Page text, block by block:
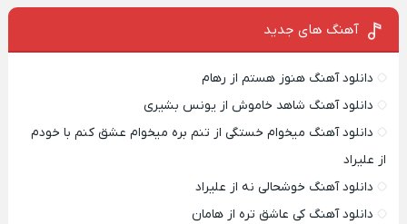
آهنگ های جدید
دانلود آهنگ هنوز هستم از رهام
دانلود آهنگ شاهد خاموش از یونس بشیری
دانلود آهنگ میخوام خستگی از تنم بره میخوام عشق کنم با خودم
از علیراد
دانلود آهنگ خوشحالی نه از علیراد
دانلود آهنگ کی عاشق تره از هامان